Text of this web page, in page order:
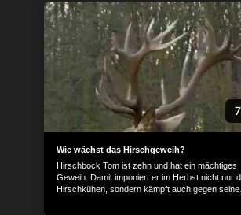
Wie wächst das Hirschgeweih?
Hirschbock Tom ist zehn und hat ein mächtiges
Geweih. Damit imponiert er im Herbst nicht nur
Hirschkühen, sondern kämpft auch gegen seine